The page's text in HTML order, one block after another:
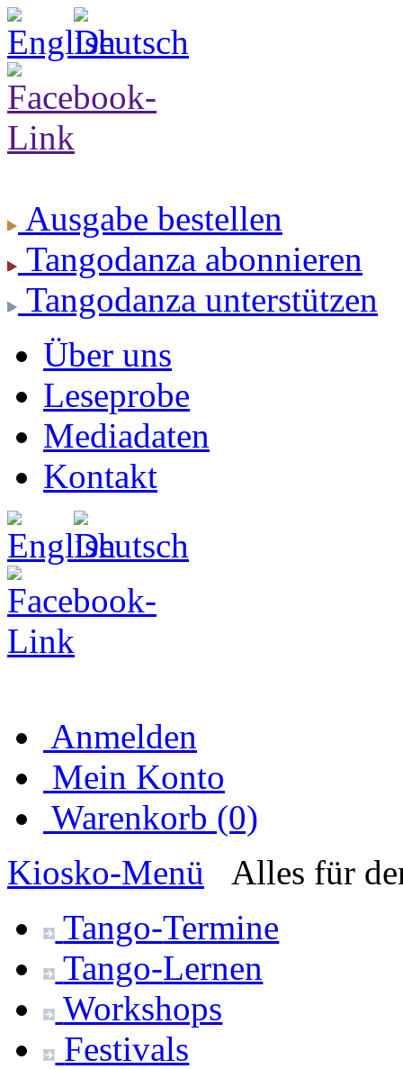
Ausgabe bestellen
Tangodanza abonnieren
Tangodanza unterstützen
Über uns
Leseprobe
Mediadaten
Kontakt
Anmelden
Mein Konto
Warenkorb (0)
Kiosko-Menü
Alles für
Tango-Termine
Tango-Lernen
Workshops
Festivals